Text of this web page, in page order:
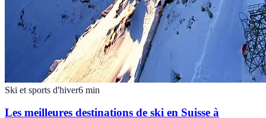
Ski et sports d'hiver6 min
Les meilleures destinations de ski en Suisse à